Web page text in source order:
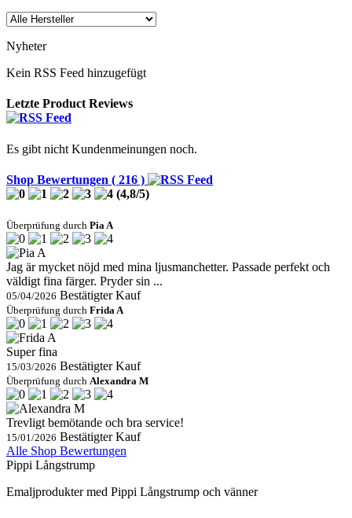
Nyheter
Kein RSS Feed hinzugefügt
Letzte Product Reviews
Es gibt nicht Kundenmeinungen noch.
Shop Bewertungen ( 216 )
(4,8/5)
Überprüfung durch Pia A
Jag är mycket nöjd med mina ljusmanchetter. Passade perfekt och
väldigt fina färger. Pryder sin ...
05/04/2026 Bestätigter Kauf
Überprüfung durch Frida A
Super fina
15/03/2026 Bestätigter Kauf
Überprüfung durch Alexandra M
Trevligt bemötande och bra service!
15/01/2026 Bestätigter Kauf
Alle Shop Bewertungen
Pippi Långstrump
Emaljprodukter med Pippi Långstrump och vänner